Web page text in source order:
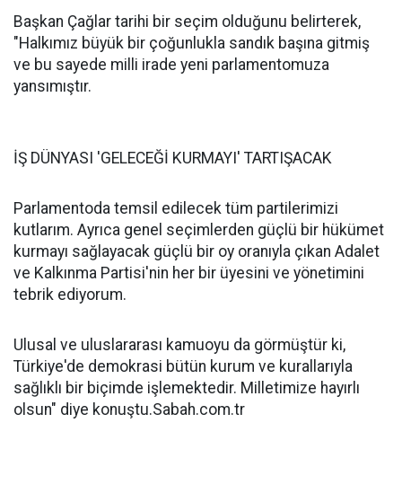
Başkan Çağlar tarihi bir seçim olduğunu belirterek,
"Halkımız büyük bir çoğunlukla sandık başına gitmiş
ve bu sayede milli irade yeni parlamentomuza
yansımıştır.
İŞ DÜNYASI 'GELECEĞİ KURMAYI' TARTIŞACAK
Parlamentoda temsil edilecek tüm partilerimizi
kutlarım. Ayrıca genel seçimlerden güçlü bir hükümet
kurmayı sağlayacak güçlü bir oy oranıyla çıkan Adalet
ve Kalkınma Partisi'nin her bir üyesini ve yönetimini
tebrik ediyorum.
Ulusal ve uluslararası kamuoyu da görmüştür ki,
Türkiye'de demokrasi bütün kurum ve kurallarıyla
sağlıklı bir biçimde işlemektedir. Milletimize hayırlı
olsun" diye konuştu.Sabah.com.tr